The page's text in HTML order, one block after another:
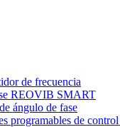
de frecuencia
REOVIB SMART
ángulo de fase
programables de control